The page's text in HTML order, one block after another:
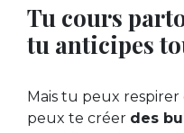
Tu cours
tu anticipes
Mais tu peux
peux te créer des